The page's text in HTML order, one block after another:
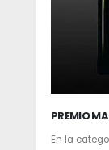
PREMIO
En la